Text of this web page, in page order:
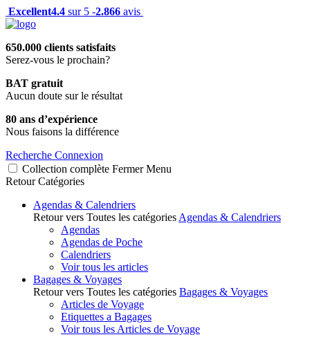
Excellent4.4 sur 5 -2.866 avis
650.000 clients satisfaits
Serez-vous le prochain?
BAT gratuit
Aucun doute sur le résultat
80 ans d’expérience
Nous faisons la différence
Recherche Connexion
Collection complète Fermer Menu
Retour Catégories
Agendas & Calendriers
Retour vers Toutes les catégories Agendas & Calendriers
Agendas
Agendas de Poche
Calendriers
Voir tous les articles
Bagages & Voyages
Retour vers Toutes les catégories Bagages & Voyages
Articles de Voyage
Etiquettes a Bagages
Voir tous les Articles de Voyage